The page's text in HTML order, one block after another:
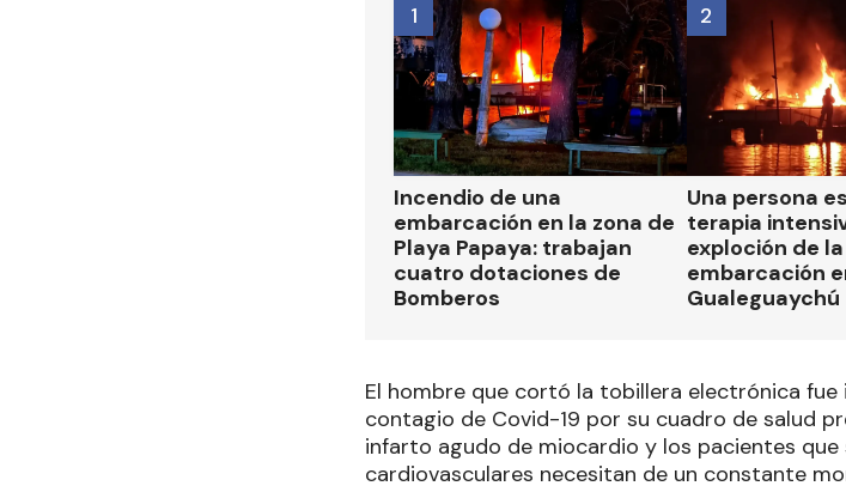
Incendio de una
embarcación en la zona de
Playa Papaya: trabajan
cuatro dotaciones de
Bomberos
1
Una persona
terapia
exploción de la
embarcación
Gualeguaychú
2
El hombre que cortó la tobillera electrónica
contagio de Covid-19 por su cuadro de salud
infarto agudo de miocardio y los pacientes
cardiovasculares necesitan de un constante